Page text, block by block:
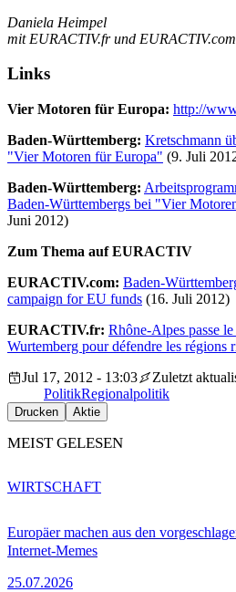
Daniela Heimpel
mit EURACTIV.fr und EURACTIV.com
Links
Vier Motoren für Europa: http://
Baden-Württemberg: Kretschmann
"Vier Motoren für Europa" (9. Juli
Baden-Württemberg:
Baden-Württembergs bei "Vier
Juni 2012)
Zum Thema auf EURACTIV
EURACTIV.com: Baden-
campaign for EU funds (16. Juli 2012)
EURACTIV.fr: Rhône-Alpes passe
Wurtemberg pour défendre les régions
Jul 17, 2012 - 13:03
Zuletzt
PolitikRegionalpolitik
Drucken Aktie
MEIST GELESEN
Europäer machen aus den
Internet-Memes
25.07.2026
WIRTSCHAFT